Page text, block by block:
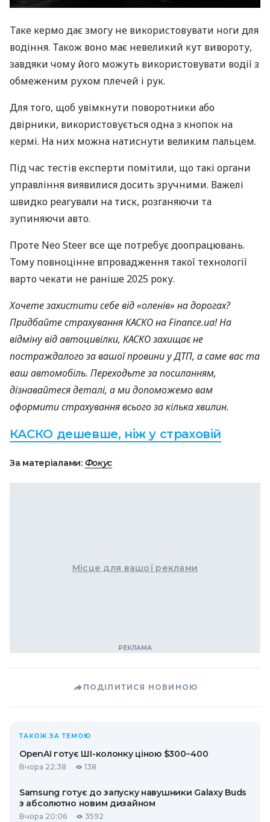
Таке кермо дає змогу не використовувати ноги для
водіння. Також воно має невеликий кут вивороту,
завдяки чому його можуть використовувати водії з
обмеженим рухом плечей і рук.
Для того, щоб увімкнути поворотники або
двірники, використовується одна з кнопок на
кермі. На них можна натиснути великим пальцем.
Під час тестів експерти помітили, що такі органи
управління виявилися досить зручними. Важелі
швидко реагували на тиск, розганяючи та
зупиняючи авто.
Проте Neo Steer все ще потребує доопрацювань.
Тому повноцінне впровадження такої технології
варто чекати не раніше 2025 року.
Хочете захистити себе від «оленів» на дорогах?
Придбайте страхування КАСКО на Finance.ua! На
відміну від автоцивілки, КАСКО захищає не
постраждалого за вашої провини у ДТП, а саме вас та
ваш автомобіль. Переходьте за посиланням,
дізнавайтеся деталі, а ми допоможемо вам
оформити страхування всього за кілька хвилин.
КАСКО дешевше, ніж у страховій
За матеріалами: Фокус
Місце для вашої реклами
ПОДІЛИТИСЯ НОВИНОЮ
ТАКОЖ ЗА ТЕМОЮ
OpenAI готує ШІ-колонку ціною $300−400
Вчора 22:38 138
Samsung готує до запуску навушники Galaxy Buds
з абсолютно новим дизайном
Вчора 20:06 3592